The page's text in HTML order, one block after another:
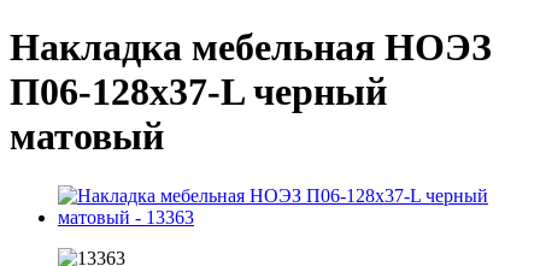
Накладка мебельная НОЭЗ
П06-128х37-L черный
матовый